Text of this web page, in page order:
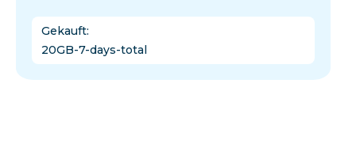
Gekauft:
20GB-7-days-total